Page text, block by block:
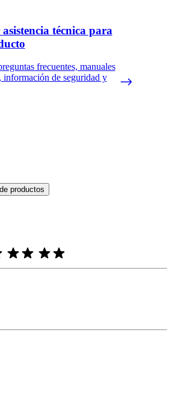
técnica para
frecuentes, manuales
información de seguridad y
Bazaarvoice y cumplen con la política de
en forma de reseñas de productos y
productos